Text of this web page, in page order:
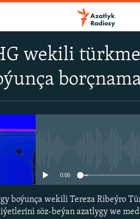
wekili
0:00
boýunça wekili Tereza Ribeýro
söz-beýan azatlygy we